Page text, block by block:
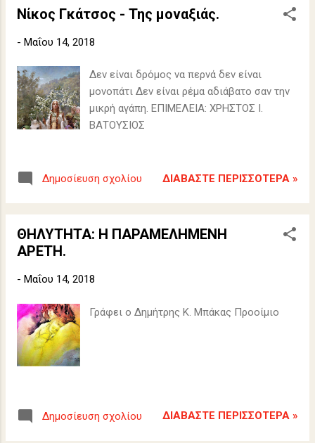
Νίκος Γκάτσος - Της μοναξιάς.
- Μαΐου 14, 2018
Δεν είναι δρόμος να περνά δεν είναι
μονοπάτι Δεν είναι ρέμα αδιάβατο σαν την
μικρή αγάπη. ΕΠΙΜΕΛΕΙΑ: ΧΡΗΣΤΟΣ Ι.
ΒΑΤΟΥΣΙΟΣ
Δημοσίευση σχολίου ΔΙΑΒΆΣΤΕ ΠΕΡΙΣΣΌΤΕΡΑ »
ΘΗΛΥΤΗΤΑ: Η ΠΑΡΑΜΕΛΗΜΕΝΗ
ΑΡΕΤΗ.
- Μαΐου 14, 2018
Γράφει ο Δημήτρης Κ. Μπάκας Προοίμιο
Δημοσίευση σχολίου ΔΙΑΒΆΣΤΕ ΠΕΡΙΣΣΌΤΕΡΑ »